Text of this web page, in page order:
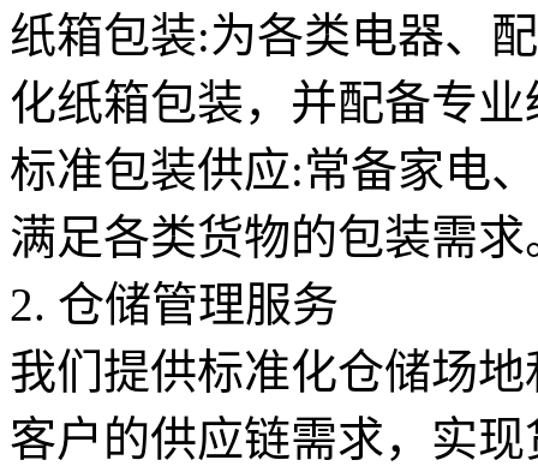
纸箱包装:为各类电器、
化纸箱包装，并配备专
标准包装供应:常备家电
满足各类货物的包装需求
2. 仓储管理服务
我们提供标准化仓储场
客户的供应链需求，实